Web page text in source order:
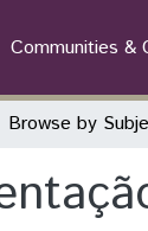
Communities &
Browse by